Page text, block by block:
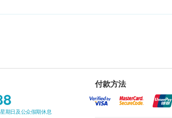
期日及公众假期休息
付款方法